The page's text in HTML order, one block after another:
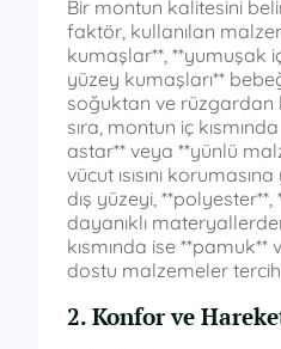
Bir montun kalitesini
faktör, kullanılan
kumaşlar**, **yumuşak
yüzey kumaşları**
soğuktan ve rüzgardan
sıra, montun iç
astar** veya **yünlü
vücut ısısını
dış yüzeyi,
dayanıklı
kısmında ise **pamuk**
dostu malzemeler
2. Konfor ve